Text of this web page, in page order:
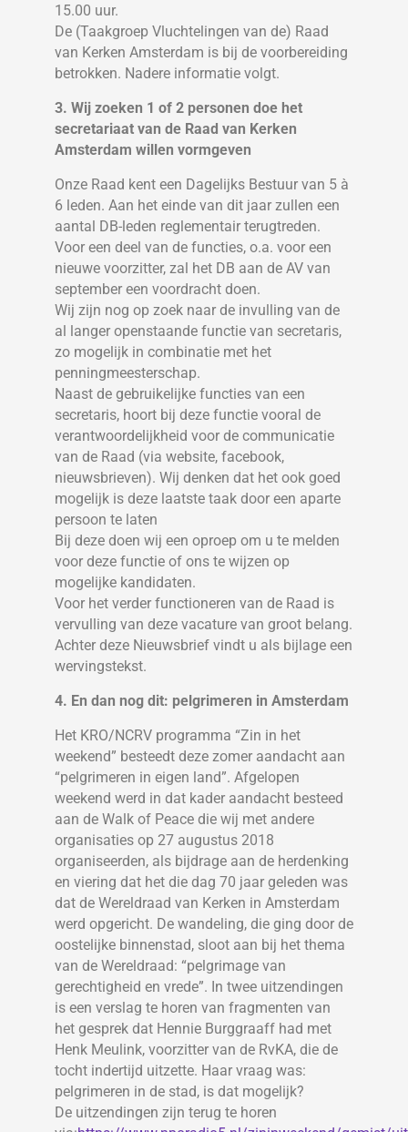
15.00 uur.
De (Taakgroep Vluchtelingen van de) Raad
van Kerken Amsterdam is bij de voorbereiding
betrokken. Nadere informatie volgt.
3. Wij zoeken 1 of 2 personen doe het
secretariaat van de Raad van Kerken
Amsterdam willen vormgeven
Onze Raad kent een Dagelijks Bestuur van 5 à
6 leden. Aan het einde van dit jaar zullen een
aantal DB-leden reglementair terugtreden.
Voor een deel van de functies, o.a. voor een
nieuwe voorzitter, zal het DB aan de AV van
september een voordracht doen.
Wij zijn nog op zoek naar de invulling van de
al langer openstaande functie van secretaris,
zo mogelijk in combinatie met het
penningmeesterschap.
Naast de gebruikelijke functies van een
secretaris, hoort bij deze functie vooral de
verantwoordelijkheid voor de communicatie
van de Raad (via website, facebook,
nieuwsbrieven). Wij denken dat het ook goed
mogelijk is deze laatste taak door een aparte
persoon te laten
Bij deze doen wij een oproep om u te melden
voor deze functie of ons te wijzen op
mogelijke kandidaten.
Voor het verder functioneren van de Raad is
vervulling van deze vacature van groot belang.
Achter deze Nieuwsbrief vindt u als bijlage een
wervingstekst.
4. En dan nog dit: pelgrimeren in Amsterdam
Het KRO/NCRV programma “Zin in het
weekend” besteedt deze zomer aandacht aan
“pelgrimeren in eigen land”. Afgelopen
weekend werd in dat kader aandacht besteed
aan de Walk of Peace die wij met andere
organisaties op 27 augustus 2018
organiseerden, als bijdrage aan de herdenking
en viering dat het die dag 70 jaar geleden was
dat de Wereldraad van Kerken in Amsterdam
werd opgericht. De wandeling, die ging door de
oostelijke binnenstad, sloot aan bij het thema
van de Wereldraad: “pelgrimage van
gerechtigheid en vrede”. In twee uitzendingen
is een verslag te horen van fragmenten van
het gesprek dat Hennie Burggraaff had met
Henk Meulink, voorzitter van de RvKA, die de
tocht indertijd uitzette. Haar vraag was:
pelgrimeren in de stad, is dat mogelijk?
De uitzendingen zijn terug te horen